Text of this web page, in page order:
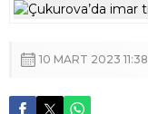
10 MART 2023 11:38